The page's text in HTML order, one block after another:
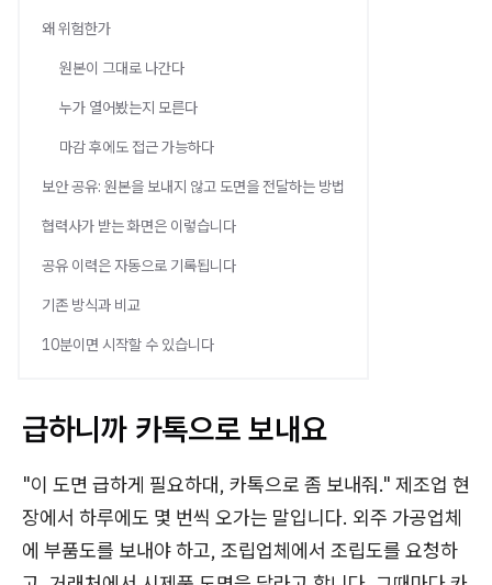
왜 위험한가
원본이 그대로 나간다
누가 열어봤는지 모른다
마감 후에도 접근 가능하다
보안 공유: 원본을 보내지 않고 도면을 전달하는 방법
협력사가 받는 화면은 이렇습니다
공유 이력은 자동으로 기록됩니다
기존 방식과 비교
10분이면 시작할 수 있습니다
급하니까 카톡으로 보내요
"이 도면 급하게 필요하대, 카톡으로 좀 보내줘." 제조업 현
장에서 하루에도 몇 번씩 오가는 말입니다. 외주 가공업체
에 부품도를 보내야 하고, 조립업체에서 조립도를 요청하